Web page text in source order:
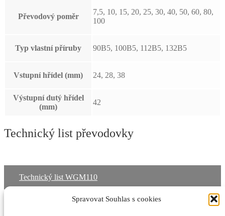
Spravovat Souhlas s cookies
Převodový poměr
7,5, 10, 15, 20, 25, 30, 40, 50, 60, 80,
100
Typ vlastní příruby 90B5, 100B5, 112B5, 132B5
Vstupní hřídel (mm) 24, 28, 38
Výstupní dutý hřídel
(mm)
42
Technický list převodovky
Technický list WGM110
Rozměry převodovky